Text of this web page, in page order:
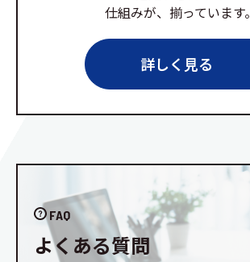
仕組みが、揃っています。
詳しく見る
FAQ
よくある質問